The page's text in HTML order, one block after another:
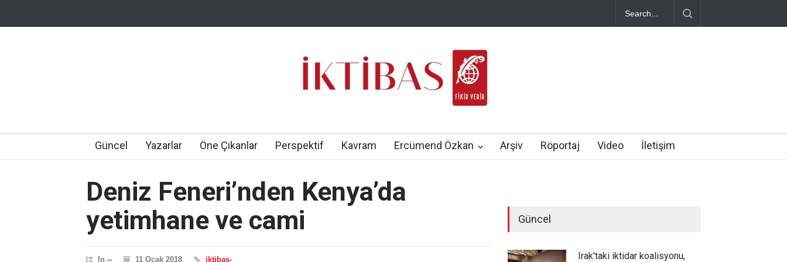
Güncel Yazarlar Öne Çıkanlar Perspektif Kavram Ercümend Özkan Arşiv Röportaj Video İletişim
Deniz Feneri’nden Kenya’da
yetimhane ve cami
In -- 11 Ocak 2018 iktibas-
Güncel
Irak'taki iktidar koalisyonu,